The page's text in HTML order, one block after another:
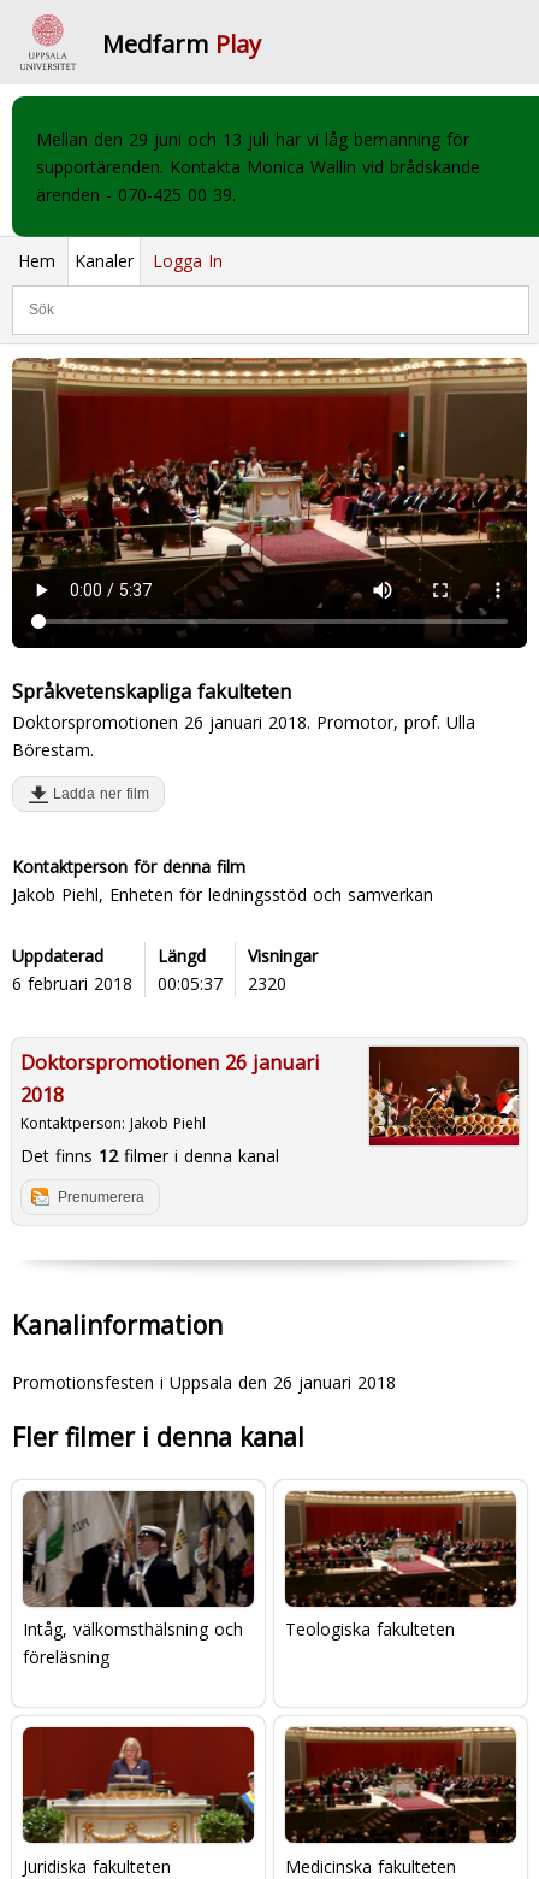
Medfarm Play
Mellan den 29 juni och 13 juli har vi låg bemanning för
supportärenden. Kontakta Monica Wallin vid brådskande
ärenden - 070-425 00 39.
Hem Kanaler Logga In
Språkvetenskapliga fakulteten
Doktorspromotionen 26 januari 2018. Promotor, prof. Ulla
Börestam.
Ladda ner film
Kontaktperson för denna film
Jakob Piehl, Enheten för ledningsstöd och samverkan
Uppdaterad
6 februari 2018
Längd
00:05:37
Visningar
2320
Doktorspromotionen 26 januari
2018
Kontaktperson: Jakob Piehl
Det finns 12filmer i denna kanal
Prenumerera
Kanalinformation
Promotionsfesten i Uppsala den 26 januari 2018
Fler filmer i denna kanal
Intåg, välkomsthälsning och
föreläsning
Teologiska fakulteten
Juridiska fakulteten Medicinska fakulteten